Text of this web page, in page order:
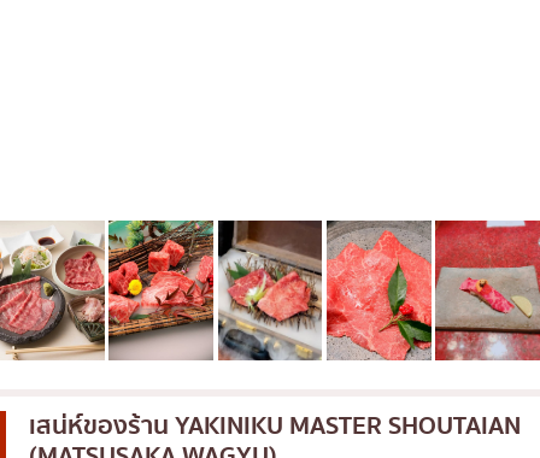
อื่นๆ
เสน่ห์ของร้านYAKINIKU MASTER SHOUTAIAN